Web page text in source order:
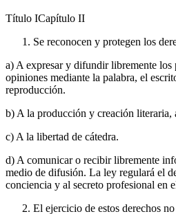
Título ICapítulo II
Se reconocen y protegen los
a) A expresar y difundir libremente los
opiniones mediante la palabra, el
reproducción.
b) A la producción y creación literaria,
c) A la libertad de cátedra.
d) A comunicar o recibir libremente
medio de difusión. La ley regulará el
conciencia y al secreto profesional en
El ejercicio de estos derechos